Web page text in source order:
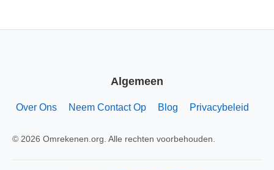
Algemeen
Over Ons Neem Contact Op Blog Privacybeleid
© 2026 Omrekenen.org. Alle rechten voorbehouden.